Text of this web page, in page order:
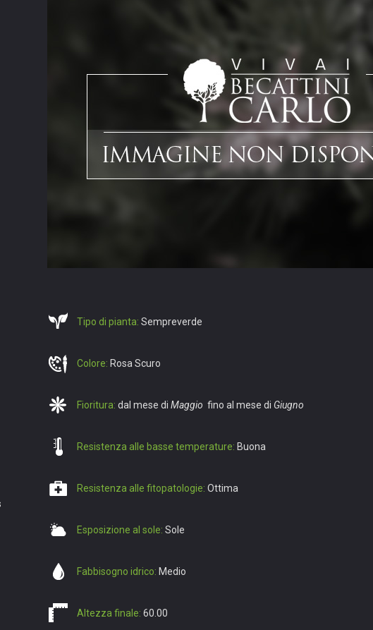
Tipo di pianta: Sempreverde
Colore: Rosa Scuro
Fioritura: dal mese di Maggio fino al mese di Giugno
Resistenza alle basse temperature: Buona
Resistenza alle fitopatologie: Ottima
Esposizione al sole: Sole
Fabbisogno idrico: Medio
Altezza finale: 60.00